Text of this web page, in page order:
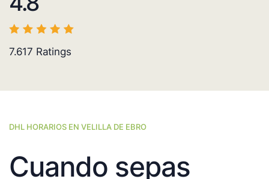
7.617 Ratings
DHL HORARIOS EN VELILLA DE EBRO
Cuando sepas